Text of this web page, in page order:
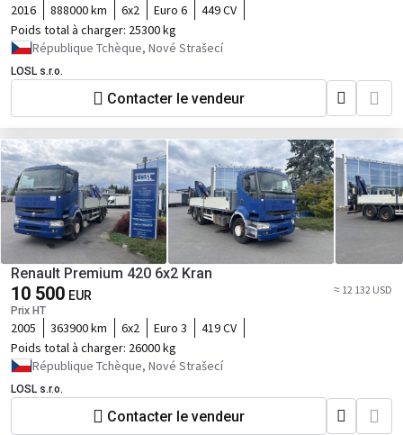
2016 888000 km 6x2 Euro 6
449 CV
Poids total à charger: 25300 kg
République Tchèque, Nové Strašecí
LOSL s.r.o.
Contacter le vendeur
Renault Premium 420 6x2 Kran
10 500 EUR
Prix HT
≈ 12 132 USD
2005 363900 km 6x2 Euro 3
419 CV
Poids total à charger: 26000 kg
République Tchèque, Nové Strašecí
LOSL s.r.o.
Contacter le vendeur